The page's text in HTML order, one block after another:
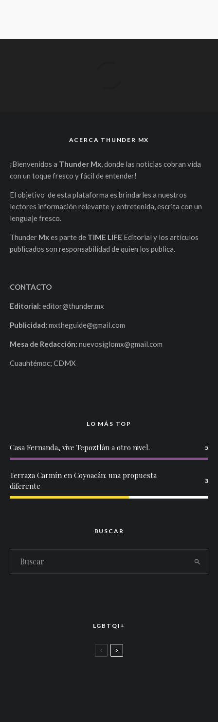
ACERCA THUNDER MX
¡Bienvenidos a Thunder Mx,donde las noticias cobran vida
con un toque fresco y fácil de entender!
El objetivo de esta plataforma es brindarles a nuestros
lectores información relevante y entretenida, escrita con un
lenguaje fresco.
Thunder Mxes parte de TIME LIFE Editorial y los artículos
publicados son responsabilidad de quien los publica.
CONTACTO
Editorial: editor@thunder.mx
Publicidad: mxtheguide@gmail.com
Mesa de Redacción: nuevosiglomx@gmail.com
Cuauhtémoc; CDMX
LO MÁS TOP
Casa Fernanda, vive Tepoztlán a otro nivel. 5
Terraza Carmín en Coyoacán: una propuesta
diferente
3
BUSCAR
LGBTQI+